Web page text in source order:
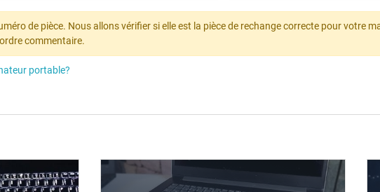
de pièce. Nous allons vérifier si elle est la pièce de rechange correcte pour votre
commentaire.
portable?